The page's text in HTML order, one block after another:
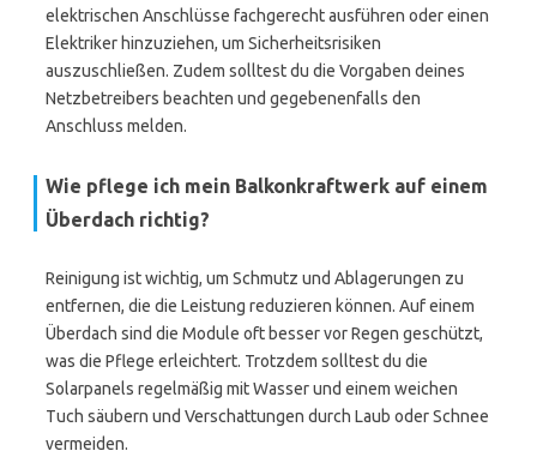
elektrischen Anschlüsse fachgerecht ausführen oder einen
Elektriker hinzuziehen, um Sicherheitsrisiken
auszuschließen. Zudem solltest du die Vorgaben deines
Netzbetreibers beachten und gegebenenfalls den
Anschluss melden.
Wie pflege ich mein Balkonkraftwerk auf einem
Überdach richtig?
Reinigung ist wichtig, um Schmutz und Ablagerungen zu
entfernen, die die Leistung reduzieren können. Auf einem
Überdach sind die Module oft besser vor Regen geschützt,
was die Pflege erleichtert. Trotzdem solltest du die
Solarpanels regelmäßig mit Wasser und einem weichen
Tuch säubern und Verschattungen durch Laub oder Schnee
vermeiden.